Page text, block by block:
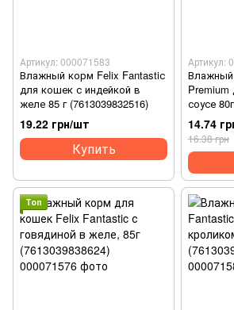
Артикул: 000071583
Влажный корм Felix Fantastiс
для кошек с индейкой в ​​
желе 85 г (7613039832516)
19.22 грн/шт
Купить
Артикул:
Влажный
Premium
соусе
14.74
16.38 грн
Топ